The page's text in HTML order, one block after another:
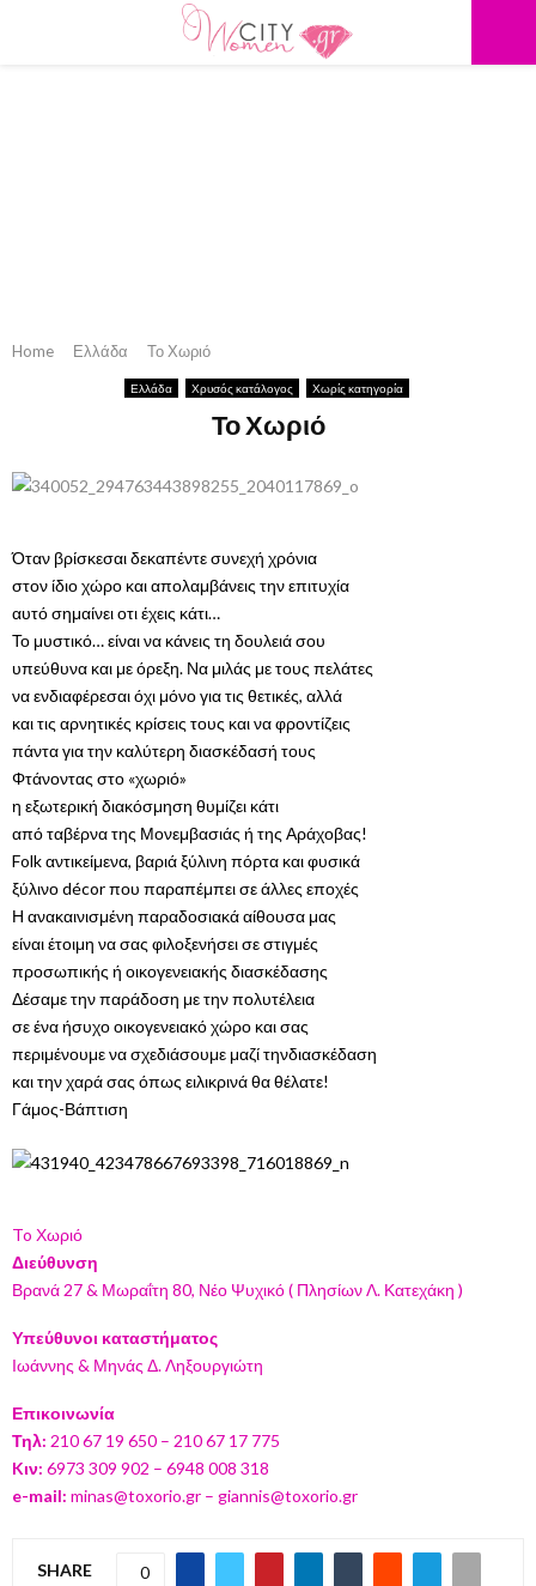
Home Ελλάδα Το Χωριό
Ελλάδα Χρυσός κατάλογος Χωρίς κατηγορία
Το Χωριό
Όταν βρίσκεσαι δεκαπέντε συνεχή χρόνια
στον ίδιο χώρο και απολαμβάνεις την επιτυχία
αυτό σημαίνει οτι έχεις κάτι…
Το μυστικό… είναι να κάνεις τη δουλειά σου
υπεύθυνα και με όρεξη. Να μιλάς με τους πελάτες
να ενδιαφέρεσαι όχι μόνο για τις θετικές, αλλά
και τις αρνητικές κρίσεις τους και να φροντίζεις
πάντα για την καλύτερη διασκέδασή τους
Φτάνοντας στο «χωριό»
η εξωτερική διακόσμηση θυμίζει κάτι
από ταβέρνα της Μονεμβασιάς ή της Αράχοβας!
Folk αντικείμενα, βαριά ξύλινη πόρτα και φυσικά
ξύλινο décor που παραπέμπει σε άλλες εποχές
Η ανακαινισμένη παραδοσιακά αίθουσα μας
είναι έτοιμη να σας φιλοξενήσει σε στιγμές
προσωπικής ή οικογενειακής διασκέδασης
Δέσαμε την παράδοση με την πολυτέλεια
σε ένα ήσυχο οικογενειακό χώρο και σας
περιμένουμε να σχεδιάσουμε μαζί τηνδιασκέδαση
και την χαρά σας όπως ειλικρινά θα θέλατε!
Γάμος-Βάπτιση
To Χωριό
Διεύθυνση
Βρανά 27 & Μωραΐτη 80, Νέο Ψυχικό ( Πλησίων Λ. Κατεχάκη )
Yπεύθυνοι καταστήματος
Ιωάννης & Μηνάς Δ. Ληξουργιώτη
Επικοινωνία
Τηλ: 210 67 19 650 – 210 67 17 775
Kιν: 6973 309 902 – 6948 008 318
e-mail: minas@toxorio.gr – giannis@toxorio.gr
SHARE 0